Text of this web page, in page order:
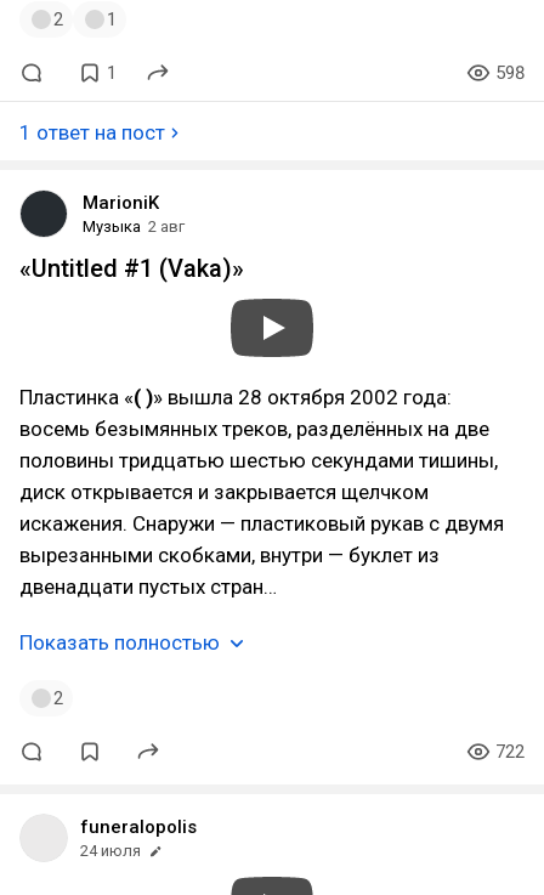
2 1
1 598
1 ответ на пост
MarioniK
Музыка 2 авг
«Untitled #1 (Vaka)»
Пластинка «( )» вышла 28 октября 2002 года:
восемь безымянных треков, разделённых на две
половины тридцатью шестью секундами тишины,
диск открывается и закрывается щелчком
искажения. Снаружи — пластиковый рукав с двумя
вырезанными скобками, внутри — буклет из
двенадцати пустых стран…
Показать полностью
2
722
funeralopolis
24 июля